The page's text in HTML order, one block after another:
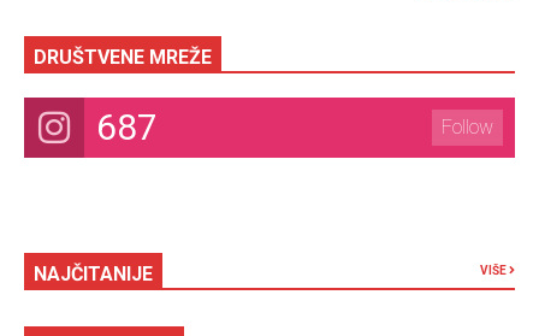
DRUŠTVENE MREŽE
687 Follow
NAJČITANIJE VIŠE